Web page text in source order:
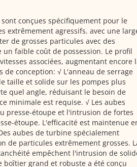
conçues spécifiquement pour le
extrêmement agressifs. avec une
de grosses particules avec des
faible coût de possession. Le profil
associées, augmentant encore
de conception: √ L'anneau de serrage
taille et solide sur les pompes plus
quel angle, réduisant le besoin de
minimale est requise. √ Les aubes
presse-étoupe et l'intrusion de fortes
étoupe. L'efficacité est maintenue
aubes de turbine spécialement
de particules extrêmement grosses.
empêchent l'intrusion de
boîtier grand et robuste a été conçu